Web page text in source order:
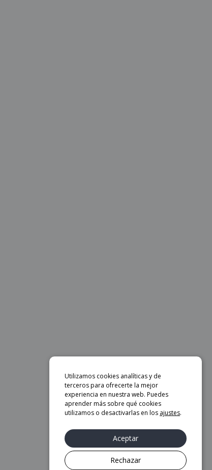
Utilizamos cookies analíticas y de
terceros para ofrecerte la mejor
experiencia en nuestra web. Puedes
aprender más sobre qué cookies
utilizamos o desactivarlas en los ajustes.
Aceptar
Rechazar